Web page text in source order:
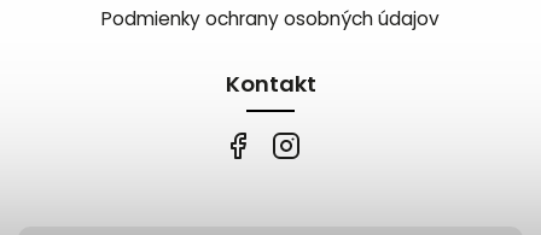
Podmienky ochrany osobných údajov
Kontakt